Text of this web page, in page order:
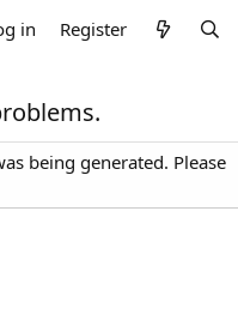
in Register
being generated. Please